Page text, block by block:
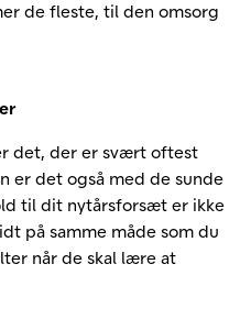
de fleste, til den omsorg
det, der er svært oftest
er det også med de sunde
til dit nytårsforsæt er ikke
på samme måde som du
når de skal lære at